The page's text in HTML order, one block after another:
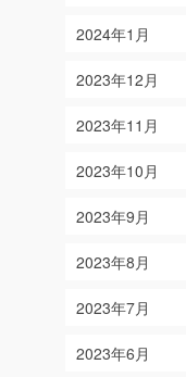
2024年1月
2023年12月
2023年11月
2023年10月
2023年9月
2023年8月
2023年7月
2023年6月